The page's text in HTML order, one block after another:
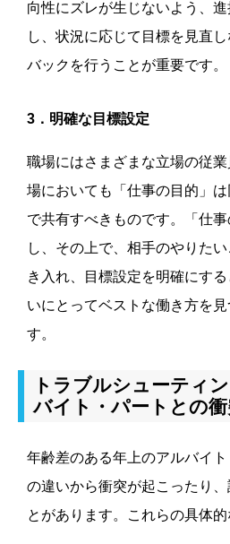
向性にズレが生じないよう、
し、状況に応じて目標を見直
バックを行うことが重要です。
3．明確な目標設定
職場にはさまざまな立場の従
場においても「仕事の目的」
で共有すべきものです。「仕
し、その上で、相手のやりた
き入れ、目標設定を明確にす
いにとってベストな働き方を
す。
トラブルシューティ
バイト・パートとの
年齢差のある年上のアルバイ
の違いから衝突が起こったり
とがあります。これらの具体的